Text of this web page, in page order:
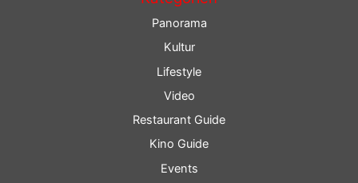
Panorama
Kultur
Lifestyle
Video
Restaurant Guide
Kino Guide
Events